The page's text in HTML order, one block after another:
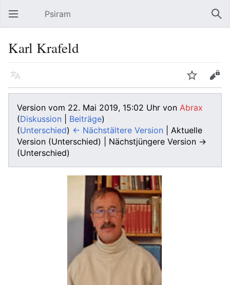
Hauptmenü öffnen Psiram
Karl Krafeld
Sprache Beobachten Bearbeiten
Version vom 22. Mai 2019, 15:02 Uhr von Abrax
(Diskussion Beiträge)
(Unterschied) ← Nächstältere Version | Aktuelle
Version (Unterschied) | Nächstjüngere Version →
(Unterschied)